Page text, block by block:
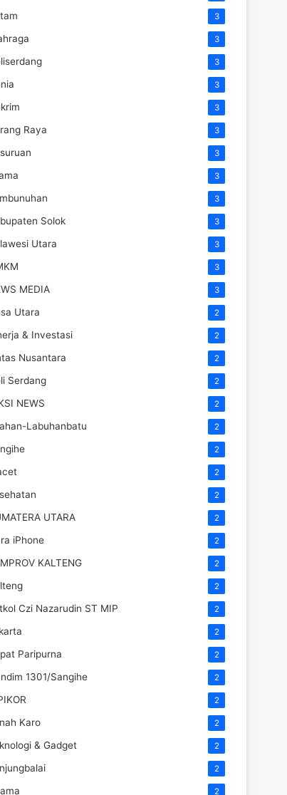
3
3
3
3
3
Raya 3
3
3
3
Solok 3
Utara 3
3
MEDIA 3
Utara 2
& Investasi 2
Nusantara 2
Serdang 2
NEWS 2
Labuhanbatu 2
2
2
2
UTARA 2
iPhone 2
KALTENG 2
2
Czi Nazarudin ST MIP 2
2
Paripurna 2
1301/Sangihe 2
2
Karo 2
& Gadget 2
2
2